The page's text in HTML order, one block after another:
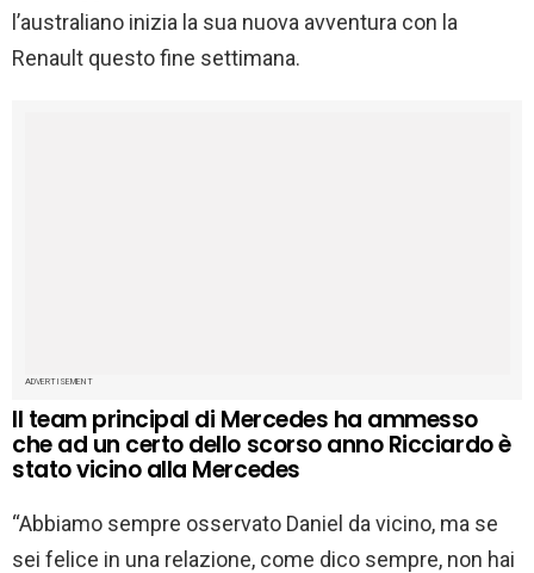
l’australiano inizia la sua nuova avventura con la
Renault questo fine settimana.
ADVERTISEMENT
Il team principal di Mercedes ha ammesso
che ad un certo dello scorso anno Ricciardo è
stato vicino alla Mercedes
“Abbiamo sempre osservato Daniel da vicino, ma se
sei felice in una relazione, come dico sempre, non hai